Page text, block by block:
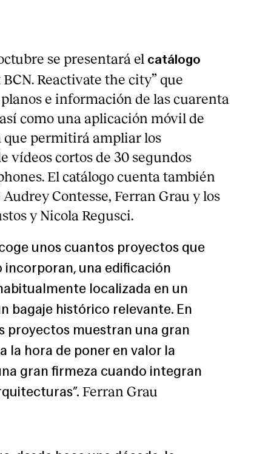
se presentará el catálogo
Reactivate the city” que
e información de las cuarenta
como una aplicación móvil de
que permitirá ampliar los
vídeos cortos de 30 segundos
El catálogo cuenta también
Contesse, Ferran Grau y los
y Nicola Regusci.
unos cuantos proyectos que
incorporan, una edificación
localizada en un
bagaje histórico relevante. En
proyectos muestran una gran
la hora de poner en valor la
gran firmeza cuando integran
Ferran Grau